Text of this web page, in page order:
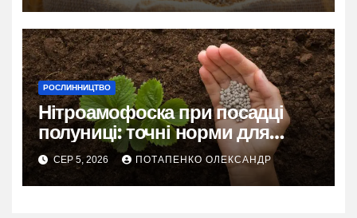
РОСЛИННИЦТВО
Нітроамофоска при посадці
полуниці: точні норми для
рясного врожаю
СЕР 5, 2026 ПОТАПЕНКО ОЛЕКСАНДР